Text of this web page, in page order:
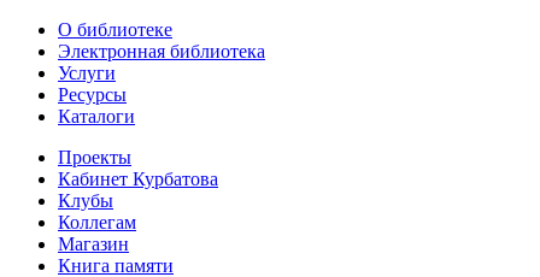
О библиотеке
Электронная библиотека
Услуги
Ресурсы
Каталоги
Проекты
Кабинет Курбатова
Клубы
Коллегам
Магазин
Книга памяти